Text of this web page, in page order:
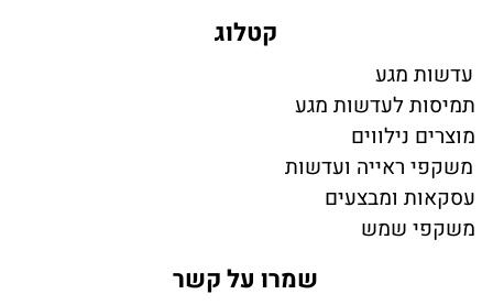
קטלוג
עדשות מגע
תמיסות לעדשות מגע
מוצרים נילווים
משקפי ראייה ועדשות
עסקאות ומבצעים
משקפי שמש
שמרו על קשר